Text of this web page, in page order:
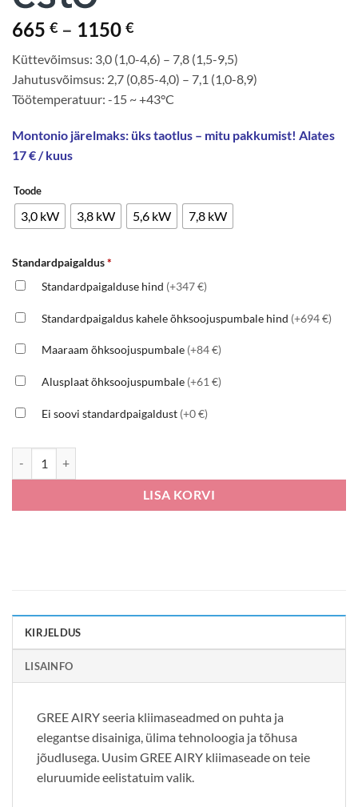
665 € – 1150 €Price
665 €
through
1150 €
Küttevõimsus: 3,0 (1,0-4,6) – 7,8 (1,5-9,5)
Jahutusvõimsus: 2,7 (0,85-4,0) – 7,1 (1,0-8,9)
Töötemperatuur: -15 ~ +43°C
Montonio järelmaks: üks taotlus – mitu pakkumist! Alates
17 € / kuus
Toode
3,0 kW 3,8 kW 5,6 kW 7,8 kW
Standardpaigaldus*
Standardpaigalduse hind (+347 €)
Standardpaigaldus kahele õhksoojuspumbale hind (+694 €)
Maaraam õhksoojuspumbale (+84 €)
Alusplaat õhksoojuspumbale (+61 €)
Ei soovi standardpaigaldust (+0 €)
LISA KORVI
KIRJELDUS
LISAINFO
GREE AIRY seeria kliimaseadmed on puhta ja
elegantse disainiga, ülima tehnoloogia ja tõhusa
jõudlusega. Uusim GREE AIRY kliimaseade on teie
eluruumide eelistatuim valik.